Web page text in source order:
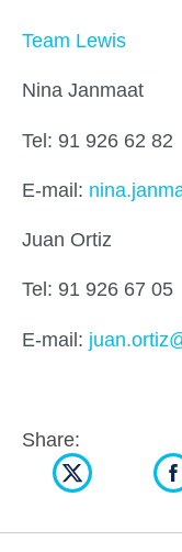
Team Lewis
Nina Janmaat
Tel: 91 926 62 82
E-mail:
Juan Ortiz
Tel: 91 926 67 05
E-mail:
Share: